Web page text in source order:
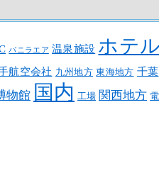
バニラエア 温泉施設 ホテル
航空会社 九州地方 東海地方 千葉
物館 国内 工場 関西地方